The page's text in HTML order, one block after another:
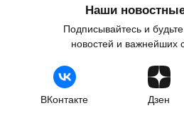
Наши
Подписывайтесь и
новостей и важнейших
ВКонтакте Дзен